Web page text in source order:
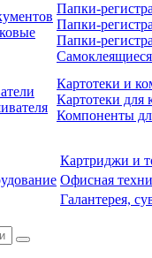
Папки-
Папки-
Папки-
Картотеки и
Картотеки для
Компоненты
Картриджи и
Офисная
Галантерея,